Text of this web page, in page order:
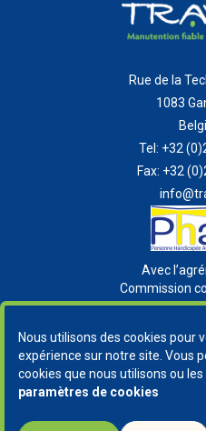
Rue de la
1083
Tel: +32
Fax: +32
Avec
Commission
Cookies
Nous utilisons des cookies pour
expérience sur notre site. Vous
cookies que nous utilisons ou
paramètres de cookies